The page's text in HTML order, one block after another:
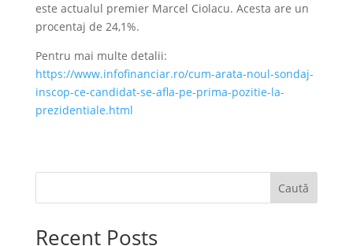
este actualul premier Marcel Ciolacu. Acesta are un
procentaj de 24,1%.
Pentru mai multe detalii:
https://www.infofinanciar.ro/cum-arata-noul-sondaj-
inscop-ce-candidat-se-afla-pe-prima-pozitie-la-
prezidentiale.html
Caută
Recent Posts